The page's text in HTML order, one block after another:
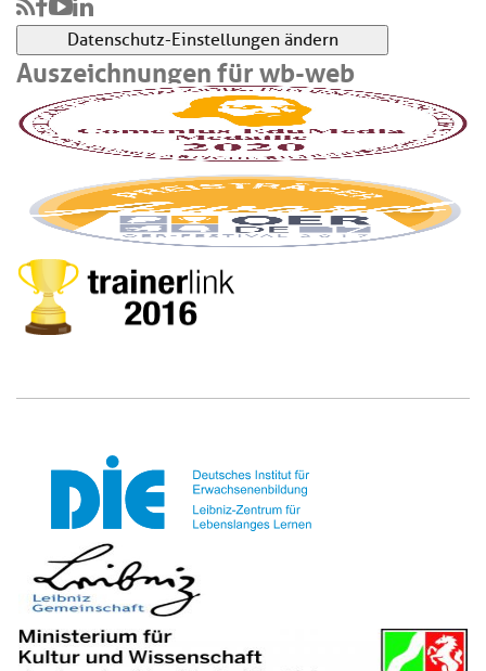
Datenschutz-Einstellungen ändern
Auszeichnungen für wb-web